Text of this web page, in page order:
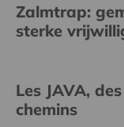
Zalmtrap:
sterke
Les JAVA,
chemins